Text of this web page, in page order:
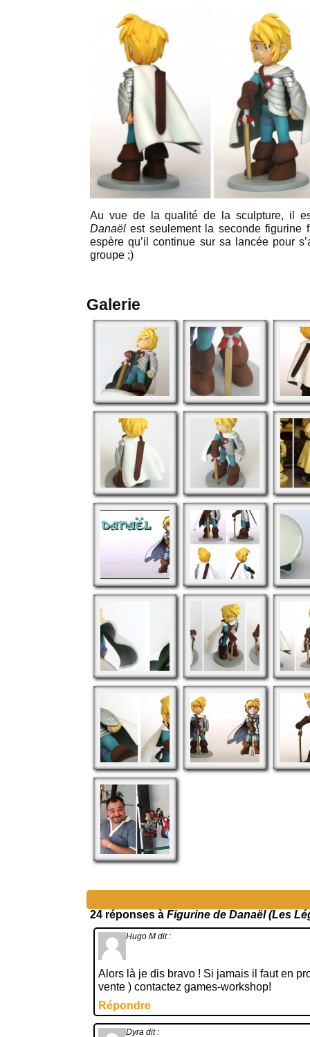
Au vue de la qualité de la sculpture, il
Danaël est seulement la seconde figurine
espère qu’il continue sur sa lancée pour
groupe ;)
Galerie
24 réponses à Figurine de Danaël (Les
Hugo M dit :
Alors là je dis bravo ! Si jamais il faut en
vente ) contactez games-workshop!
Répondre
Dyra dit :